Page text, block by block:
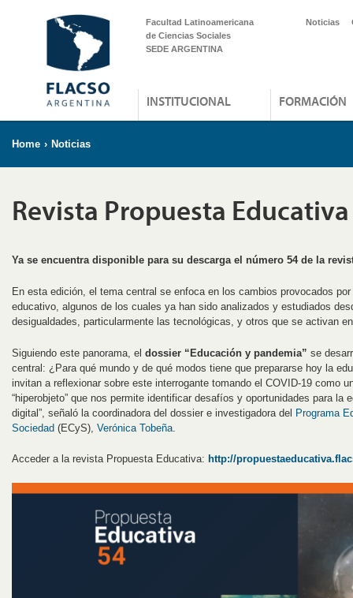
Facultad Latinoamericana
de Ciencias Sociales
SEDE ARGENTINA
Noticias
INSTITUCIONAL FORMACIÓN
Home › Noticias
Revista Propuesta Educativa
Ya se encuentra disponible para su descarga el número 54 de la
En esta edición, el tema central se enfoca en los cambios provocados
educativo, algunos de los cuales ya han sido analizados y estudiados
desigualdades, particularmente las tecnológicas, y otros que se activan
Siguiendo este panorama, el dossier “Educación y pandemia” se
central: ¿Para qué mundo y de qué modos tiene que prepararse hoy la
invitan a reflexionar sobre este interrogante tomando el COVID-19 como
“hiperobjeto” que nos permite identificar desafíos y oportunidades para la
digital”, señaló la coordinadora del dossier e investigadora del Programa
Sociedad (ECyS), Verónica Tobeña
Acceder a la revista Propuesta Educativa: http://